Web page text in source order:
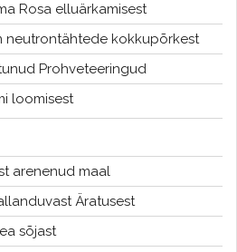
Rosa elluärkamisest
neutrontähtede kokkupõrkest
Prohveteeringud
loomisest
arenenud maal
Äratusest
sõjast